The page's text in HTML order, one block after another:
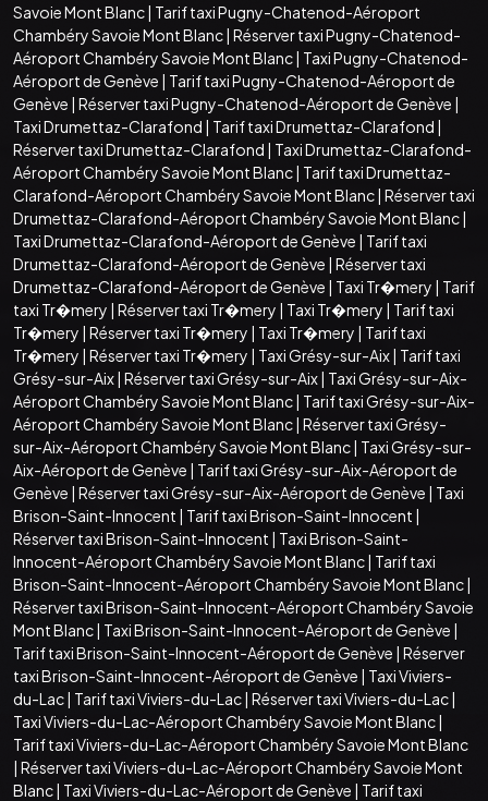
Savoie Mont Blanc| Tarif taxi Pugny-Chatenod-Aéroport
Chambéry Savoie Mont Blanc| Réserver taxi Pugny-Chatenod-
Aéroport Chambéry Savoie Mont Blanc| Taxi Pugny-Chatenod-
Aéroport de Genève | Tarif taxi Pugny-Chatenod-Aéroport de
Genève | Réserver taxi Pugny-Chatenod-Aéroport de Genève |
Taxi Drumettaz-Clarafond | Tarif taxi Drumettaz-Clarafond |
Réserver taxi Drumettaz-Clarafond | Taxi Drumettaz-Clarafond-
Aéroport Chambéry Savoie Mont Blanc| Tarif taxi Drumettaz-
Clarafond-Aéroport Chambéry Savoie Mont Blanc| Réserver taxi
Drumettaz-Clarafond-Aéroport Chambéry Savoie Mont Blanc|
Taxi Drumettaz-Clarafond-Aéroport de Genève | Tarif taxi
Drumettaz-Clarafond-Aéroport de Genève | Réserver taxi
Drumettaz-Clarafond-Aéroport de Genève | Taxi Tr�mery | Tarif
taxi Tr�mery | Réserver taxi Tr�mery | Taxi Tr�mery | Tarif taxi
Tr�mery | Réserver taxi Tr�mery | Taxi Tr�mery | Tarif taxi
Tr�mery | Réserver taxi Tr�mery | Taxi Grésy-sur-Aix| Tarif taxi
Grésy-sur-Aix| Réserver taxi Grésy-sur-Aix| Taxi Grésy-sur-Aix-
Aéroport Chambéry Savoie Mont Blanc| Tarif taxi Grésy-sur-Aix-
Aéroport Chambéry Savoie Mont Blanc| Réserver taxi Grésy-
sur-Aix-Aéroport Chambéry Savoie Mont Blanc| Taxi Grésy-sur-
Aix-Aéroport de Genève | Tarif taxi Grésy-sur-Aix-Aéroport de
Genève | Réserver taxi Grésy-sur-Aix-Aéroport de Genève | Taxi
Brison-Saint-Innocent | Tarif taxi Brison-Saint-Innocent |
Réserver taxi Brison-Saint-Innocent | Taxi Brison-Saint-
Innocent-Aéroport Chambéry Savoie Mont Blanc| Tarif taxi
Brison-Saint-Innocent-Aéroport Chambéry Savoie Mont Blanc|
Réserver taxi Brison-Saint-Innocent-Aéroport Chambéry Savoie
Mont Blanc| Taxi Brison-Saint-Innocent-Aéroport de Genève |
Tarif taxi Brison-Saint-Innocent-Aéroport de Genève | Réserver
taxi Brison-Saint-Innocent-Aéroport de Genève | Taxi Viviers-
du-Lac| Tarif taxi Viviers-du-Lac| Réserver taxi Viviers-du-Lac|
Taxi Viviers-du-Lac-Aéroport Chambéry Savoie Mont Blanc|
Tarif taxi Viviers-du-Lac-Aéroport Chambéry Savoie Mont Blanc
| Réserver taxi Viviers-du-Lac-Aéroport Chambéry Savoie Mont
Blanc| Taxi Viviers-du-Lac-Aéroport de Genève | Tarif taxi